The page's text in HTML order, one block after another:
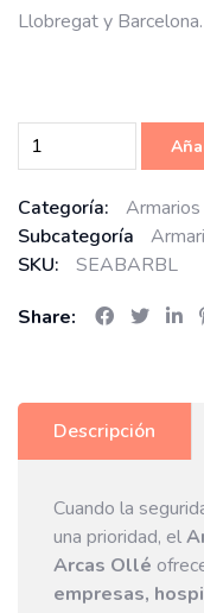
Llobregat y Barcelona.
Categoría:
Subcategoría
SKU:
SEABARBL
Share:
Descripción
Cuando la
una prioridad, el
Arcas Ollé
empresas,